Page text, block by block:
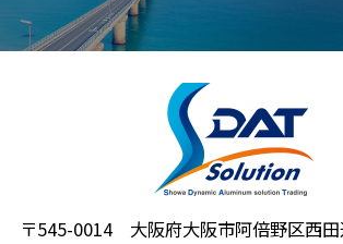
〒545-0014 大阪府大阪市阿倍野区西